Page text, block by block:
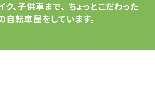
、子供車まで、 ちょっとこだわった
自転車屋をしています。
ゴヤ